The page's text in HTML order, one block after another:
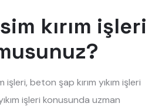
kırım işleri
işleri, beton şap kırım yıkım işleri
işleri konusunda uzman